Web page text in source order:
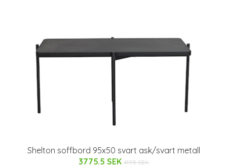
Shelton soffbord 95x50 svart ask/svart metall
3775.5 SEK 4195 SEK